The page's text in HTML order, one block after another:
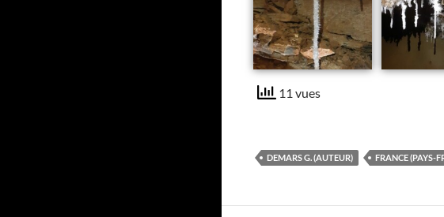
11 vues
DEMARS G. (AUTEUR) FRANCE (PAYS-